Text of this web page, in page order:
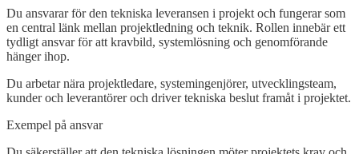
Du ansvarar för den tekniska leveransen i projekt och fungerar som
en central länk mellan projektledning och teknik. Rollen innebär ett
tydligt ansvar för att kravbild, systemlösning och genomförande
hänger ihop.
Du arbetar nära projektledare, systemingenjörer, utvecklingsteam,
kunder och leverantörer och driver tekniska beslut framåt i projektet.
Exempel på ansvar